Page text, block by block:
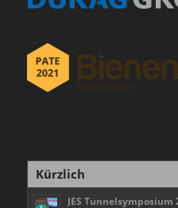
Kürzlich
JES